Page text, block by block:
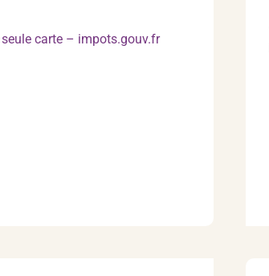
carte – impots.gouv.fr